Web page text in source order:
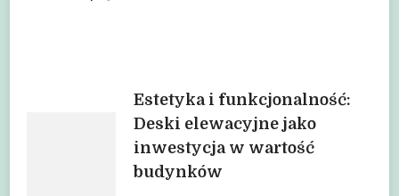
Nawigacja
wpisu
Estetyka i funkcjonalność:
Deski elewacyjne jako
inwestycja w wartość
budynków